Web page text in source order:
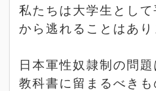
私たちは大学生とし
から逃れることはあり
日本軍性奴隷制の問
教科書に留まるべき